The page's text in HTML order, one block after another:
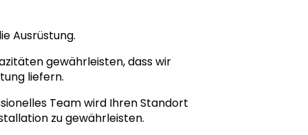
Ausrüstung.
gewährleisten, dass wir
liefern.
Team wird Ihren Standort
zu gewährleisten.